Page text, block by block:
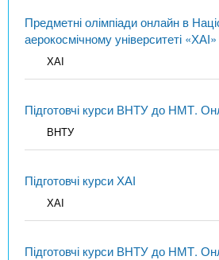
Предметні олімпіади онлайн в
аерокосмічному університеті «ХАІ»
ХАІ
Підготовчі курси ВНТУ до НМТ.
ВНТУ
Підготовчі курси ХАІ
ХАІ
Підготовчі курси ВНТУ до НМТ.